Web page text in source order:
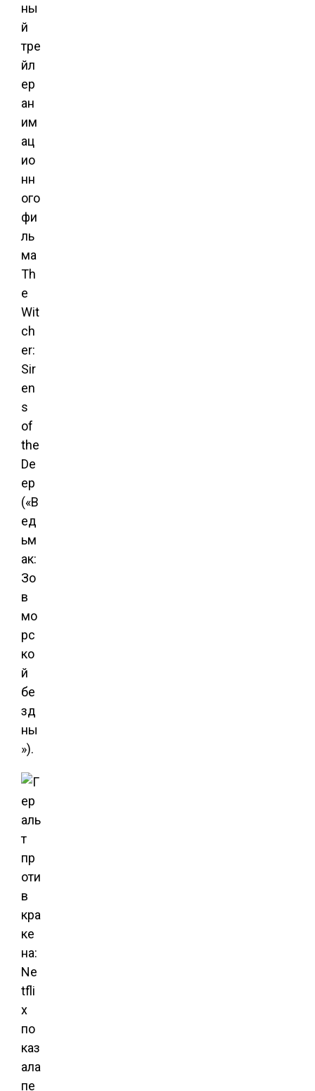
ны
й
тре
йл
ер
ан
им
ац
ио
нн
ого
фи
ль
ма
Th
e
Wit
ch
er:
Sir
en
s
of
the
De
ep
(«В
ед
ьм
ак:
Зо
в
мо
рс
ко
й
бе
зд
ны
»).